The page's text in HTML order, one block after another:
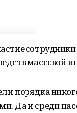
массовой
порядка
Да и среди